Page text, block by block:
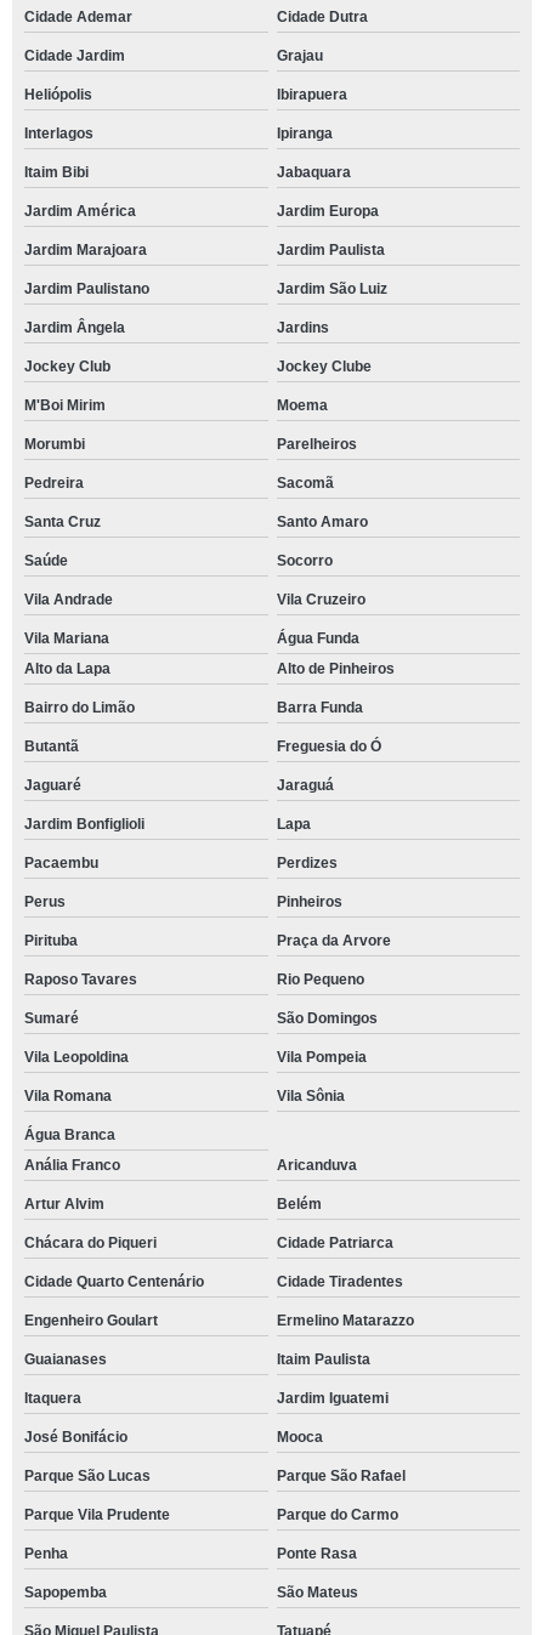
Cidade Ademar Cidade Dutra
Cidade Jardim Grajau
Heliópolis Ibirapuera
Interlagos Ipiranga
Itaim Bibi Jabaquara
Jardim América Jardim Europa
Jardim Marajoara Jardim Paulista
Jardim Paulistano Jardim São Luiz
Jardim Ângela Jardins
Jockey Club Jockey Clube
M'Boi Mirim Moema
Morumbi Parelheiros
Pedreira Sacomã
Santa Cruz Santo Amaro
Saúde Socorro
Vila Andrade Vila Cruzeiro
Vila Mariana
Água Funda
Alto da Lapa
Alto de Pinheiros
Bairro do Limão Barra Funda
Butantã Freguesia do Ó
Jaguaré Jaraguá
Jardim Bonfiglioli Lapa
Pacaembu Perdizes
Perus Pinheiros
Pirituba Praça da Arvore
Raposo Tavares Rio Pequeno
Sumaré São Domingos
Vila Leopoldina Vila Pompeia
Vila Romana Vila Sônia
Água Branca
Anália Franco
Aricanduva
Artur Alvim Belém
Chácara do Piqueri Cidade Patriarca
Cidade Quarto Centenário Cidade Tiradentes
Engenheiro Goulart Ermelino Matarazzo
Guaianases Itaim Paulista
Itaquera Jardim Iguatemi
José Bonifácio Mooca
Parque São Lucas Parque São Rafael
Parque Vila Prudente Parque do Carmo
Penha Ponte Rasa
Sapopemba São Mateus
São Miguel Paulista Tatuapé